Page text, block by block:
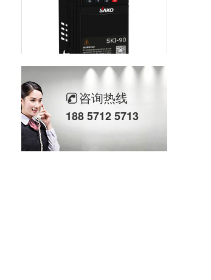
咨询热线
188 5712 5713